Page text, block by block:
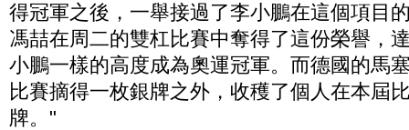
得冠軍之後，一舉接過了李小鵬在這個項目
馮喆在周二的雙杠比賽中奪得了這份榮譽，
小鵬一樣的高度成為奧運冠軍。而德國的馬
比賽摘得一枚銀牌之外，收穫了個人在本屆
牌。"